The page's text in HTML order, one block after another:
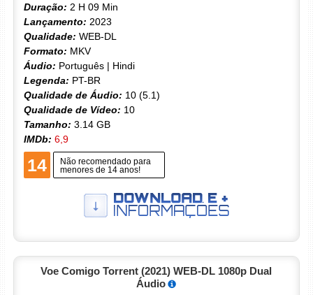
Duração: 2 H 09 Min
Lançamento: 2023
Qualidade: WEB-DL
Formato: MKV
Áudio: Português | Hindi
Legenda: PT-BR
Qualidade de Áudio: 10 (5.1)
Qualidade de Vídeo: 10
Tamanho: 3.14 GB
IMDb: 6,9
14
Não recomendado para
menores de 14 anos!
Voe Comigo Torrent (2021) WEB-DL 1080p Dual
Áudio